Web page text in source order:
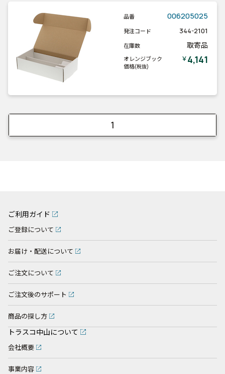
品番 006205025
発注コード 344-2101
在庫数 取寄品
オレンジブック
価格(税抜)
￥4,141
1
ご利用ガイド
ご登録について
お届け・配送について
ご注文について
ご注文後のサポート
商品の探し方
トラスコ中山について
会社概要
事業内容